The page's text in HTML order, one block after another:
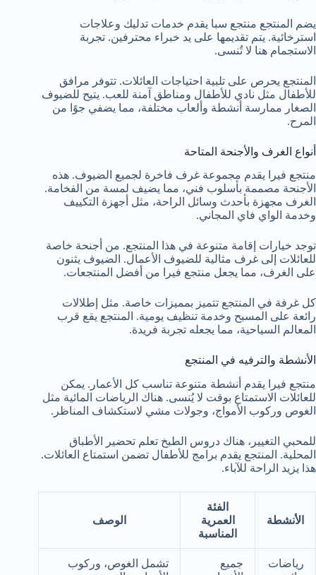
يضم المنتجع منتجع سبا يقدم خدمات تدليك وعلاجات
استرخائية. يتم تقديمها على يد خبراء محترفين. تجربة
الاستجمام هنا لا تُنسى.
المنتجع يحرص على تلبية احتياجات العائلات. تتوفر مرافق
للأطفال مثل نادي للأطفال ومناطق آمنة للعب. يتيح للضيوف
الصغار ممارسة أنشطة وألعاب مختلفة، مما يضفي جوًا من
المرح.
أنواع الغرف والأجنحة المتاحة
منتجع فيرا يقدم مجموعة غرف فاخرة لجميع الضيوف. هذه
الأجنحة مصممة بأسلوب فني، مما يضيف لمسة من الفخامة.
الغرف مجهزة بأحدث وسائل الراحة، مثل أجهزة التكييف
وخدمة الواي فاي المجاني.
توجد خيارات إقامة متنوعة في هذا المنتجع. من أجنحة خاصة
للعائلات إلى غرف مثالية للضيوف الأعمال. الضيوف يثنون
على الغرف، مما يجعل منتجع فيرا من أفضل المنتجعات.
كل غرفة في المنتجع تتميز بمميزات خاصة. مثل إطلالات
رائعة على المسبح وخدمة تنظيف يومية. المنتجع يقع قرب
المعالم السياحية، مما يجعله تجربة فريدة.
الأنشطة والترفيه في المنتجع
منتجع فيرا يقدم أنشطة متنوعة تناسب كل الأعمار. يمكن
للعائلات الاستمتاع بوقت لا يُنسى. هناك الرياضات المائية مثل
الغوص وركوب الأمواج، وجولات مشي لاستكشاف المناظر.
للمحبي التغيير، هناك دروس الطبخ تعلم تحضير الأطباق
المحلية. المنتجع يقدم برامج للأطفال تضمن استمتاع العائلات.
هذا يزيد الراحة للآباء.
الأنشطة
الفئة
العمرية
المناسبة
الوصف
رياضات
جميع
تشمل الغوص، وركوب